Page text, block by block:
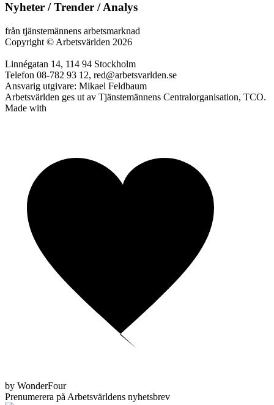
Nyheter / Trender / Analys
från tjänstemännens arbetsmarknad
Copyright © Arbetsvärlden 2026
Linnégatan 14, 114 94 Stockholm
Telefon 08-782 93 12, red@arbetsvarlden.se
Ansvarig utgivare: Mikael Feldbaum
Arbetsvärlden ges ut av Tjänstemännens Centralorganisation, TCO.
Made with
by WonderFour
Prenumerera på Arbetsvärldens nyhetsbrev